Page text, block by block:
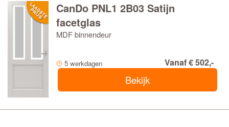
CanDo PNL1 2B03 Satijn
facetglas
MDF binnendeur
5 werkdagen Vanaf € 502,-
Bekijk